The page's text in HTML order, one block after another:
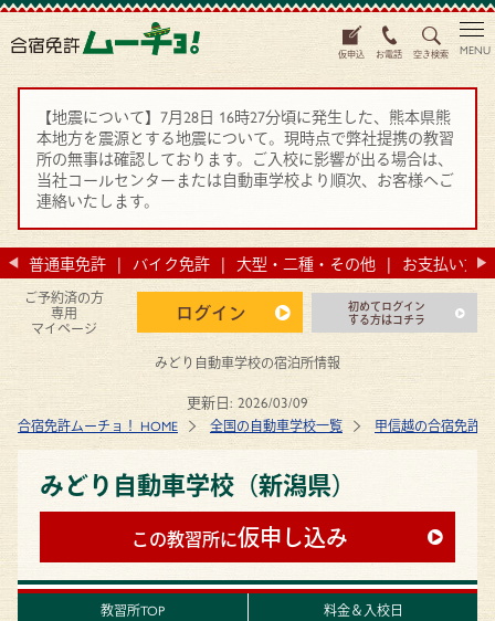
仮申込 お電話 空き検索
【地震について】7月28日 16時27分頃に発生した、熊本県熊
本地方を震源とする地震について。現時点で弊社提携の教習
所の無事は確認しております。ご入校に影響が出る場合は、
当社コールセンターまたは自動車学校より順次、お客様へご
連絡いたします。
普通車免許 バイク免許 大型・二種・その他 お支払い方法
ご予約済の方
専用
マイページ
ログイン
初めてログイン
する方はコチラ
MENU
みどり自動車学校の宿泊所情報
更新日: 2026/03/09
合宿免許ムーチョ！ HOME 全国の自動車学校一覧 甲信越の合宿免許
みどり自動車学校（新潟県）
この教習所に仮申し込み
教習所TOP
料金＆入校日